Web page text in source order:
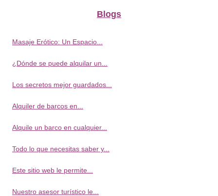
Blogs
Masaje Erótico: Un Espacio...
¿Dónde se puede alquilar un...
Los secretos mejor guardados...
Alquiler de barcos en...
Alquile un barco en cualquier...
Todo lo que necesitas saber y...
Este sitio web le permite...
Nuestro asesor turístico le...